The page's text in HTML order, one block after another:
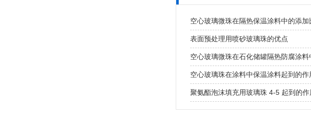
空心玻璃微珠在隔热保温涂料中的添加
表面预处理用喷砂玻璃珠的优点
空心玻璃微珠在石化储罐隔热防腐涂料
空心玻璃珠在涂料中保温涂料起到的作
聚氨酯泡沫填充用玻璃珠 4-5 起到的作